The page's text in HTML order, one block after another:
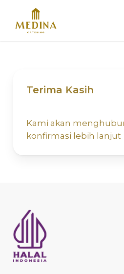
main
Terima Kasih
Kami akan
konfirmasi lebih lanjut